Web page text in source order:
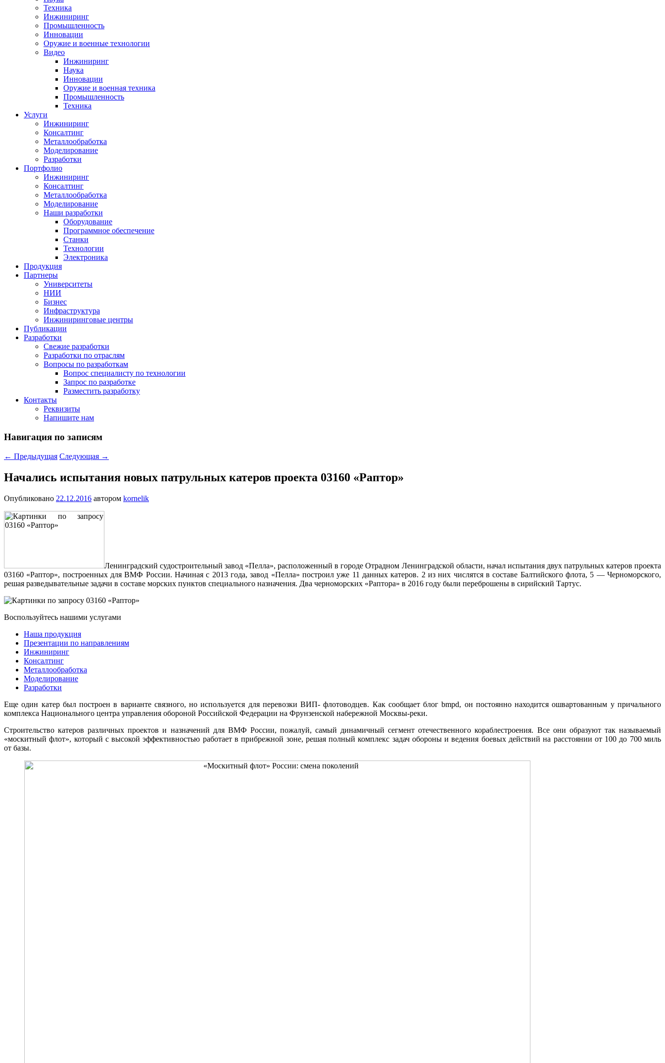
Техника
Инжиниринг
Промышленность
Инновации
Оружие и военные технологии
Видео
Инжиниринг
Наука
Инновации
Оружие и военная техника
Промышленность
Техника
Услуги
Инжиниринг
Консалтинг
Металлообработка
Моделирование
Разработки
Портфолио
Инжиниринг
Консалтинг
Металлообработка
Моделирование
Наши разработки
Оборудование
Программное обеспечение
Станки
Технологии
Электроника
Продукция
Партнеры
Университеты
НИИ
Бизнес
Инфраструктура
Инжиниринговые центры
Публикации
Разработки
Свежие разработки
Разработки по отраслям
Вопросы по разработкам
Вопрос специалисту по технологии
Запрос по разработке
Разместить разработку
Контакты
Реквизиты
Напишите нам
Навигация по записям
← Предыдущая Следующая →
Начались испытания новых патрульных катеров проекта 03160 «Раптор»
Опубликовано 22.12.2016 автором kornelik
Ленинградский судостроительный завод «Пелла», расположенный в городе Отрадном Ленинградской области, начал испытания двух патрульных катеров проекта
03160 «Раптор», построенных для ВМФ России. Начиная с 2013 года, завод «Пелла» построил уже 11 данных катеров. 2 из них числятся в составе Балтийского флота, 5 — Черноморского,
решая разведывательные задачи в составе морских пунктов специального назначения. Два черноморских «Раптора» в 2016 году были переброшены в сирийский Тартус.
Воспользуйтесь нашими услугами
Наша продукция
Презентации по направлениям
Инжиниринг
Консалтинг
Металлообработка
Моделирование
Разработки
Еще один катер был построен в варианте связного, но используется для перевозки ВИП- флотоводцев. Как сообщает блог bmpd, он постоянно находится ошвартованным у причального
комплекса Национального центра управления обороной Российской Федерации на Фрунзенской набережной Москвы-реки.
Строительство катеров различных проектов и назначений для ВМФ России, пожалуй, самый динамичный сегмент отечественного кораблестроения. Все они образуют так называемый
«москитный флот», который с высокой эффективностью работает в прибрежной зоне, решая полный комплекс задач обороны и ведения боевых действий на расстоянии от 100 до 700 миль
от базы.